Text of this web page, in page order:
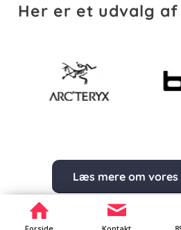
Her er et udvalg
Læs mere om